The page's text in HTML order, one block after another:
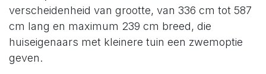
verscheidenheid van grootte, van 336 cm tot 587
cm lang en maximum 239 cm breed, die
huiseigenaars met kleinere tuin een zwemoptie
geven.